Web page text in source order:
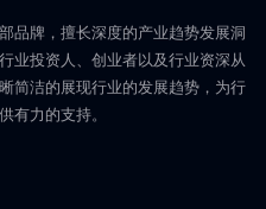
品牌，擅长深度的产业趋势发展洞
业投资人、创业者以及行业资深从
简洁的展现行业的发展趋势，为行
有力的支持。